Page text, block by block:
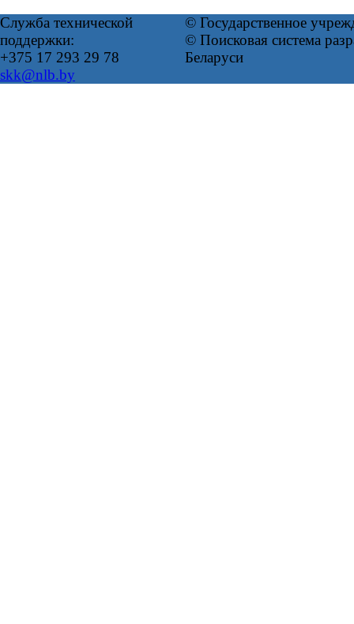
Служба технической
поддержки:
+375 17 293 29 78
skk@nlb.by
© Государственное
© Поисковая система
Беларуси